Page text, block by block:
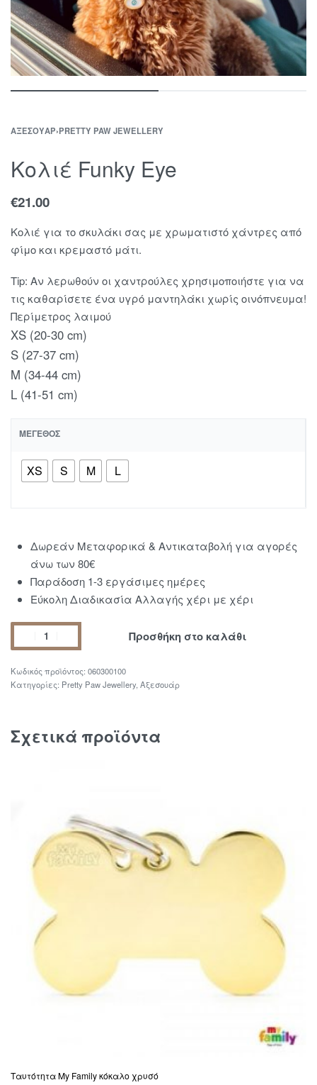
ΑΞΕΣΟΥΆΡ›PRETTY PAW JEWELLERY
Κολιέ Funky Eye
€21.00
Κολιέ για το σκυλάκι σας με χρωματιστό χάντρες από
φίμο και κρεμαστό μάτι.
Tip: Αν λερωθούν οι χαντρούλες χρησιμοποιήστε για να
τις καθαρίσετε ένα υγρό μαντηλάκι χωρίς οινόπνευμα!
Περίμετρος λαιμού
XS (20-30 cm)
S (27-37 cm)
M (34-44 cm)
L (41-51 cm)
ΜΈΓΕΘΟΣ
XS S M L
Δωρεάν Μεταφορικά & Αντικαταβολή για αγορές
άνω των 80€
Παράδοση 1-3 εργάσιμες ημέρες
Εύκολη Διαδικασία Αλλαγής χέρι με χέρι
Προσθήκη στο καλάθι
060300100
Κατηγορίες: Pretty Paw Jewellery, Αξεσουάρ
Σχετικά προϊόντα
Tαυτότητα Μy Family κόκαλο χρυσό